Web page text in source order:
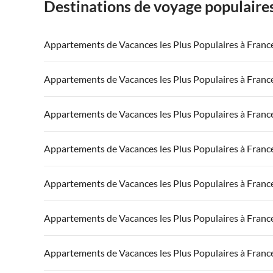
Destinations de voyage
Appartements de Vacances les Plus Populaires à
Appartements de Vacances à France
Appartements de Vacances à Côte atlantique
Appartements de Vacances à Côte d'Azur
Appartements de Vacances les Plus Populaires à
Appartements de Vacances à France
Appartements de Vacances à Côte atlantique
Appartements de Vacances à Côte d'Azur
Appartements de Vacances les Plus Populaires à
Appartements de Vacances à France
Appartements de Vacances à Côte atlantique
Appartements de Vacances à Côte d'Azur
Appartements de Vacances les Plus Populaires à
Appartements de Vacances à France
Appartements de Vacances à Côte atlantique
Appartements de Vacances à Côte d'Azur
Appartements de Vacances les Plus Populaires à
Appartements de Vacances à France
Appartements de Vacances à Côte atlantique
Appartements de Vacances à Côte d'Azur
Appartements de Vacances les Plus Populaires à
Appartements de Vacances à France
Appartements de Vacances les Plus Populaires à